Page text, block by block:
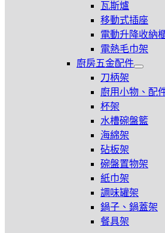
瓦斯爐
移動式插座
電動升降收納
電熱毛巾架
廚房五金配件
廚
五
刀柄架
廚用小物、配
杯架
水槽碗盤籃
海綿架
砧板架
碗盤置物架
紙巾架
調味罐架
鍋子、鍋蓋架
餐具架